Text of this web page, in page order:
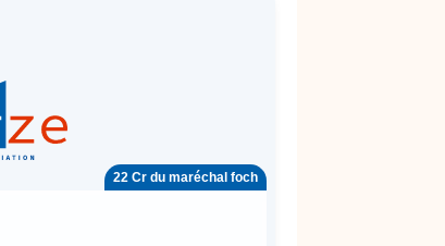
22 Cr du maréchal foch